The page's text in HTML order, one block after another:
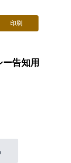
印刷
ー告知用